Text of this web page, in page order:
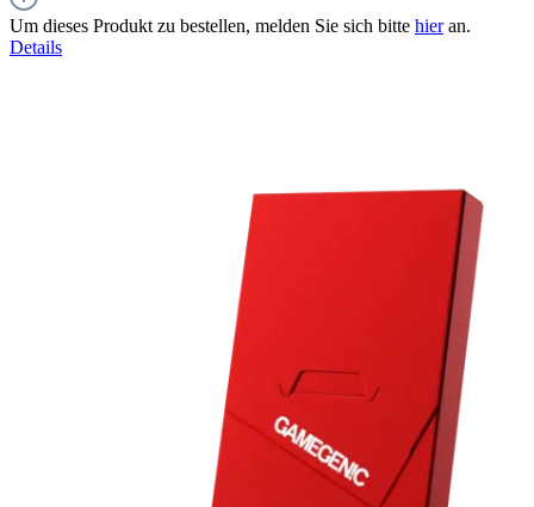
Um dieses Produkt zu bestellen, melden Sie sich bitte hieran.
Details